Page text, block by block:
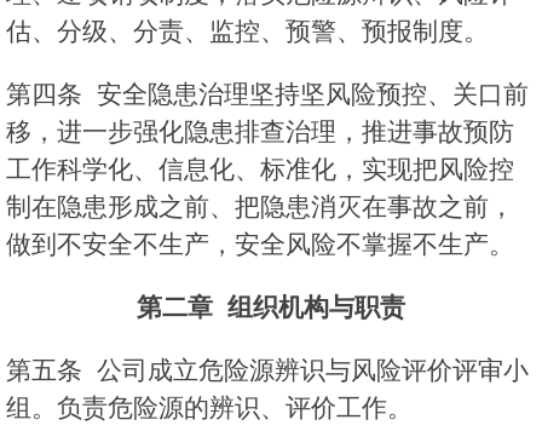
估、分级、分责、监控、预警、预报制度。
第四条 安全隐患治理坚持坚风险预控、关口前
移，进一步强化隐患排查治理，推进事故预防
工作科学化、信息化、标准化，实现把风险控
制在隐患形成之前、把隐患消灭在事故之前，
做到不安全不生产，安全风险不掌握不生产。
第二章 组织机构与职责
第五条 公司成立危险源辨识与风险评价评审小
组。负责危险源的辨识、评价工作。